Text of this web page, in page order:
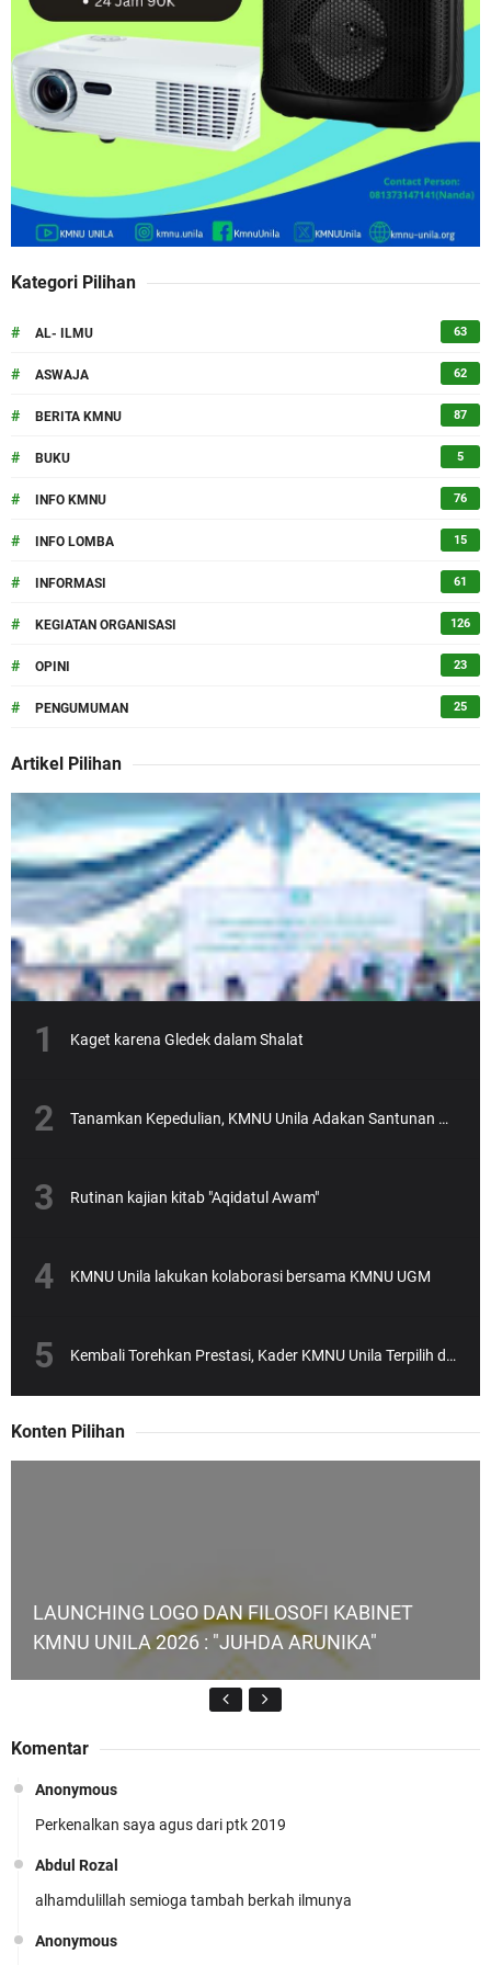
Kategori Pilihan
# AL- ILMU 63
# ASWAJA 62
# BERITA KMNU 87
# BUKU 5
# INFO KMNU 76
# INFO LOMBA 15
# INFORMASI 61
# KEGIATAN ORGANISASI 126
# OPINI 23
# PENGUMUMAN 25
Artikel Pilihan
Kaget karena Gledek dalam Shalat
Tanamkan Kepedulian, KMNU Unila Adakan Santunan Anak Yatim
Rutinan kajian kitab "Aqidatul Awam"
KMNU Unila lakukan kolaborasi bersama KMNU UGM
Kembali Torehkan Prestasi, Kader KMNU Unila Terpilih dalam SEA-Teacher Batch 6
Konten Pilihan
LAUNCHING LOGO DAN FILOSOFI KABINET
KMNU UNILA 2026 : "JUHDA ARUNIKA"
KMNU Unila Kembali Torehkan Prestasi di PMW
!!
Komentar
Anonymous
Perkenalkan saya agus dari ptk 2019
Abdul Rozal
alhamdulillah semioga tambah berkah ilmunya
Anonymous